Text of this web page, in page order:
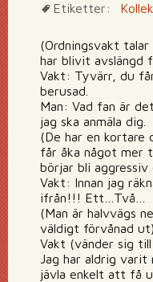
Etiketter:
(Ordningsvakt
har blivit avslängd
Vakt: Tyvärr, du
berusad.
Man: Vad fan är
jag ska anmäla dig.
(De har en kortare
får åka något mer
börjar bli aggressiv
Vakt: Innan jag
ifrån!!! Ett…Två…
(Man är halvvägs
väldigt förvånad ut)
Vakt (vänder sig
Jag har aldrig
jävla enkelt att få